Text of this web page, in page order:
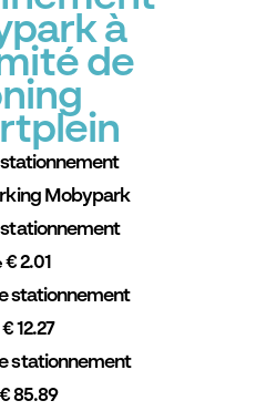
à
de
Mobypark
stationnement
€ 2.01
stationnement
12.27
stationnement
85.89